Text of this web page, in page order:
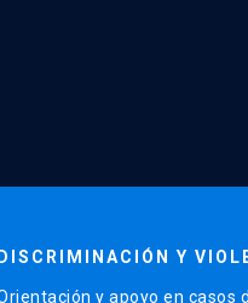
DISCRIMINACIÓN Y
y apoyo en casos